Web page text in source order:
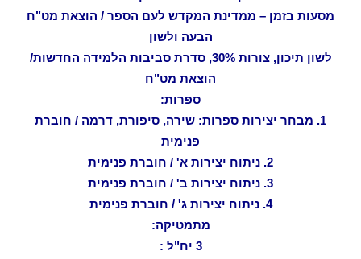
מסעות בזמן – ממדינת המקדש לעם הספר / הוצאת מט"ח
הבעה ולשון
לשון תיכון, צורות 30%, סדרת סביבות הלמידה החדשות/
הוצאת מט"ח
ספרות:
1. מבחר יצירות ספרות: שירה, סיפורת, דרמה / חוברת
פנימית
2. ניתוח יצירות א' / חוברת פנימית
3. ניתוח יצירות ב' / חוברת פנימית
4. ניתוח יצירות ג' / חוברת פנימית
מתמטיקה:
3 יח"ל :